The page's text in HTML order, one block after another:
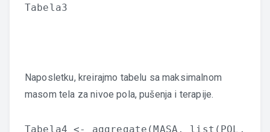
Tabela3
Naposletku, kreirajmo tabelu sa maksimalnom
masom tela za nivoe pola, pušenja i terapije.
Tabela4 <- aggregate(MASA, list(POL,